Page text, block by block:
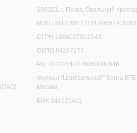
180021, г. Псков, Овальный
ИНН / КПП 6027111478/602701001
ОГРН 1086027001543
ОКПО 84287277
Р/с: 40702810420060000846
Филиал "Центральный" Банка ВТБ
Москва
БИК 044525411